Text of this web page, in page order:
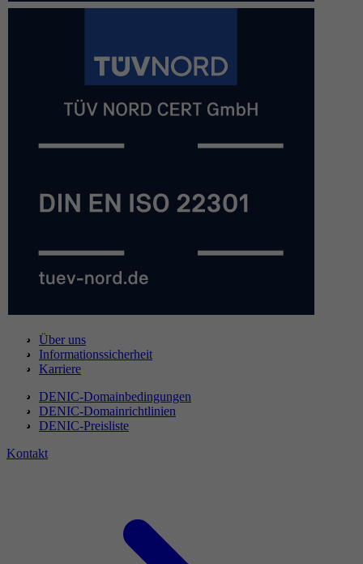
Über uns
Informationssicherheit
Karriere
DENIC-Domainbedingungen
DENIC-Domainrichtlinien
DENIC-Preisliste
Kontakt